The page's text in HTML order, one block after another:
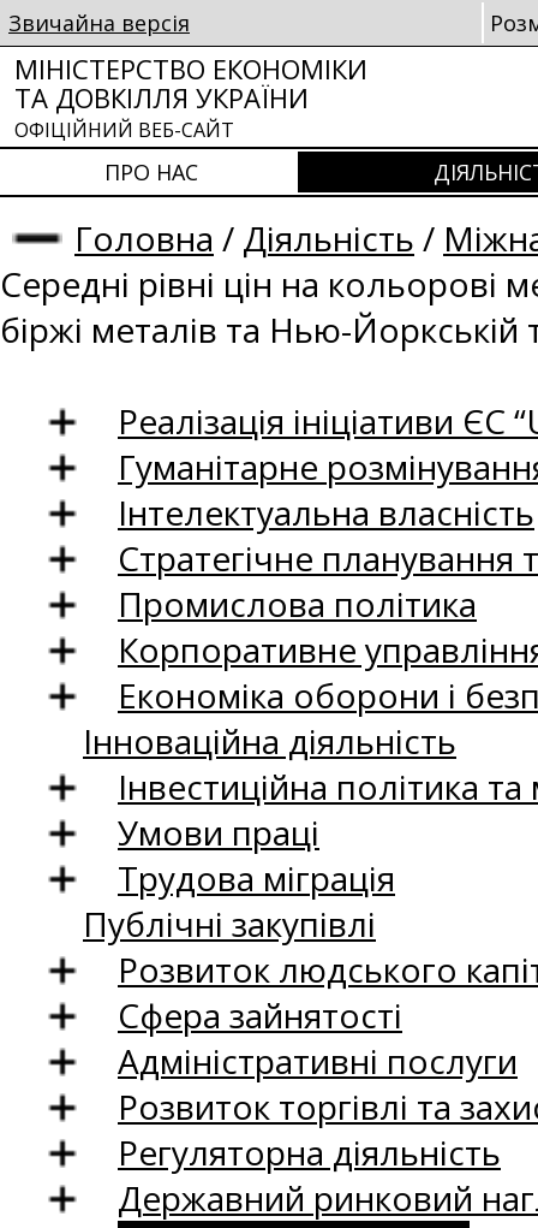
Звичайна версія
МІНІСТЕРСТВО ЕКОНОМІКИ
ТА ДОВКІЛЛЯ УКРАЇНИ
ОФІЦІЙНИЙ ВЕБ-САЙТ
ПРО НАС
Головна / Діяльність /
Середні рівні цін на кольорові
біржі металів та Нью-Йоркській
Реалізація ініціативи ЄС
Гуманітарне
Інтелектуальна власність
Стратегічне
Промислова політика
Корпоративне
Економіка оборони і
Інноваційна діяльність
Інвестиційна політика
Умови праці
Трудова міграція
Публічні закупівлі
Розвиток людського
Сфера зайнятості
Адміністративні послуги
Розвиток торгівлі та
Регуляторна діяльність
Державний ринковий